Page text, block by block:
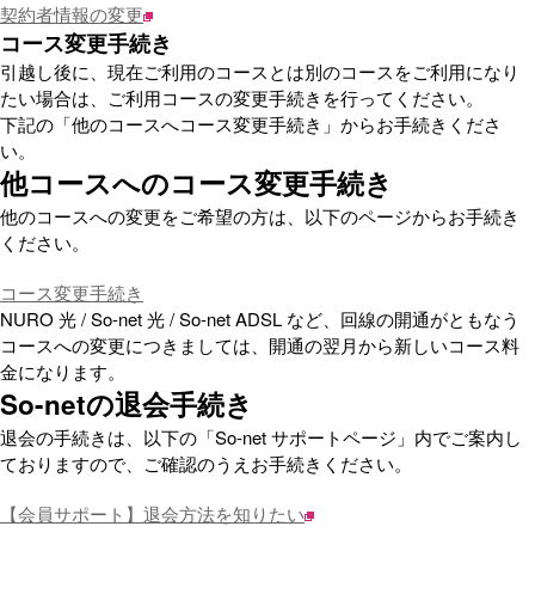
契約者情報の変更
コース変更手続き
引越し後に、現在ご利用のコースとは別のコースをご利用になり
たい場合は、ご利用コースの変更手続きを行ってください。
下記の「他のコースへコース変更手続き」からお手続きくださ
い。
他コースへのコース変更手続き
他のコースへの変更をご希望の方は、以下のページからお手続き
ください。
コース変更手続き
NURO 光 / So-net 光 / So-net ADSL など、回線の開通がともなう
コースへの変更につきましては、開通の翌月から新しいコース料
金になります。
So-netの退会手続き
退会の手続きは、以下の「So-net サポートページ」内でご案内し
ておりますので、ご確認のうえお手続きください。
【会員サポート】退会方法を知りたい